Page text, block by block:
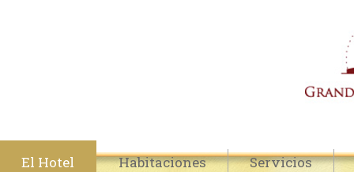
El Hotel Habitaciones
Servicios